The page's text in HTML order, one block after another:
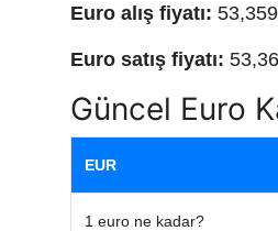
Euro alış fiyatı:
Euro satış fiyatı:
Güncel Euro
EUR
1 euro ne kadar?